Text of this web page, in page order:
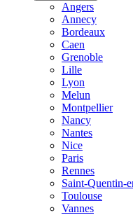
Angers
Annecy
Bordeaux
Caen
Grenoble
Lille
Lyon
Melun
Montpellier
Nancy
Nantes
Nice
Paris
Rennes
Saint-Quentin-
Toulouse
Vannes